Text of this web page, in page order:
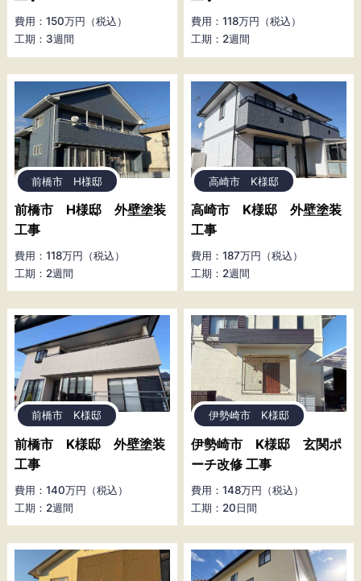
費用：150万円（税込）
工期：3週間
費用：118万円（税込）
工期：2週間
前橋市 H様邸
前橋市 H様邸 外壁塗装
工事
費用：118万円（税込）
工期：2週間
高崎市 K様邸
高崎市 K様邸 外壁塗装
工事
費用：187万円（税込）
工期：2週間
前橋市 K様邸
前橋市 K様邸 外壁塗装
工事
費用：140万円（税込）
工期：2週間
伊勢崎市 K様邸
伊勢崎市 K様邸 玄関ポ
ーチ改修 工事
費用：148万円（税込）
工期：20日間